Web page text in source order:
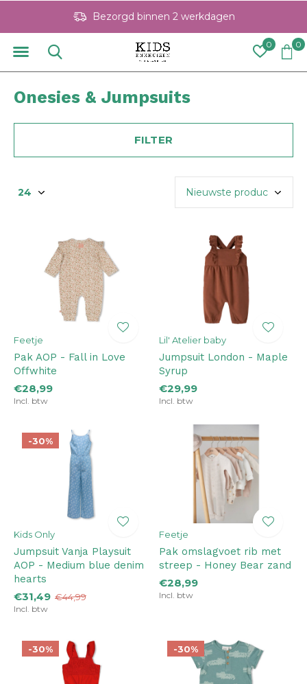
0 0
Bezorgd binnen 2 werkdagen
Onesies & Jumpsuits
FILTER
Feetje
Pak AOP - Fall in Love
Offwhite
€28,99
Incl. btw
Lil' Atelier baby
Jumpsuit London - Maple
Syrup
€29,99
Incl. btw
-30%
Kids Only
Jumpsuit Vanja Playsuit
AOP - Medium blue denim
hearts
€31,49 €44,99
Incl. btw
Feetje
Pak omslagvoet rib met
streep - Honey Bear zand
€28,99
Incl. btw
-30% -30%